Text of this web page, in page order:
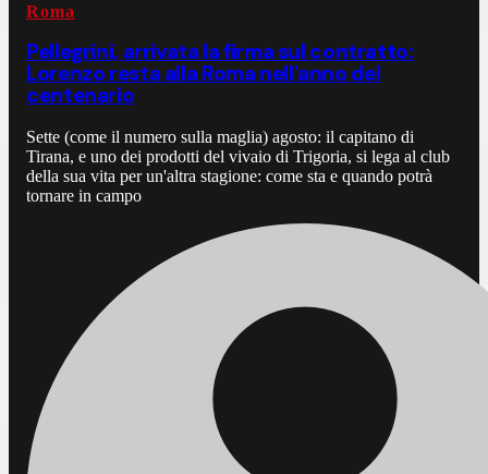
Roma
Pellegrini, arrivata la firma sul contratto:
Lorenzo resta alla Roma nell'anno del
centenario
Sette (come il numero sulla maglia) agosto: il capitano di
Tirana, e uno dei prodotti del vivaio di Trigoria, si lega al club
della sua vita per un'altra stagione: come sta e quando potrà
tornare in campo